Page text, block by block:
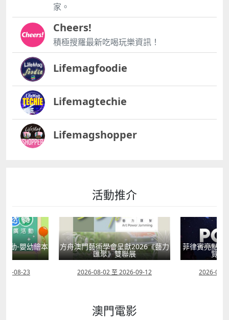
家。
Cheers!
積極搜羅最新吃喝玩樂資訊！
Lifemagfoodie
Lifemagtechie
Lifemagshopper
活動推介
動-嬰幼繪本
08-23
方舟澳門藝術學會呈獻2026《藝力
匯聚》雙聯展
2026-08-02 至 2026-09-12
菲律賓亮點文
覽會
2026-07-
澳門電影